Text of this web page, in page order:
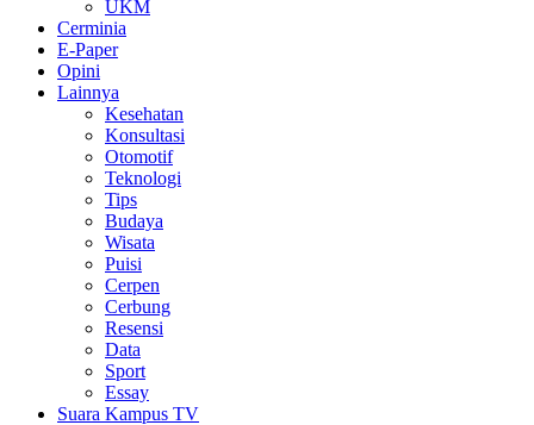
UKM
Cerminia
E-Paper
Opini
Lainnya
Kesehatan
Konsultasi
Otomotif
Teknologi
Tips
Budaya
Wisata
Puisi
Cerpen
Cerbung
Resensi
Data
Sport
Essay
Suara Kampus TV